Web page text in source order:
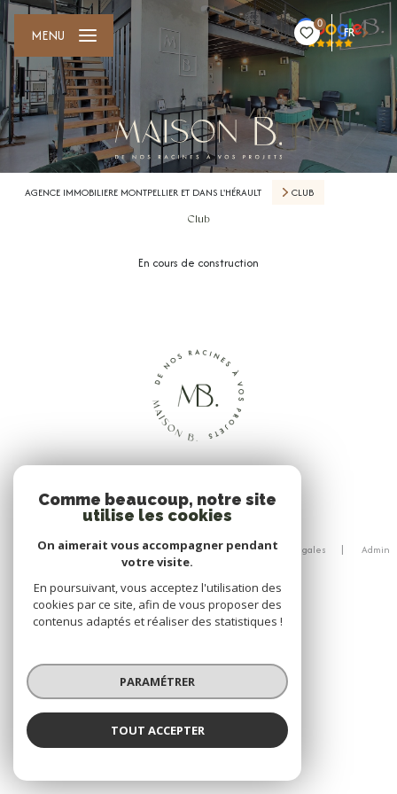
0
FR
MENU
AGENCE IMMOBILIERE MONTPELLIER ET DANS L'HÉRAULT CLUB
Club
En cours de construction
Nos honoraires
Nos partenaires Mentions légales
Admin
Politique RGPD
Réalisé par :
Comme beaucoup, notre site
utilise les cookies
On aimerait vous accompagner pendant
votre visite.
En poursuivant, vous acceptez l'utilisation des
cookies par ce site, afin de vous proposer des
contenus adaptés et réaliser des statistiques !
PARAMÉTRER
TOUT ACCEPTER